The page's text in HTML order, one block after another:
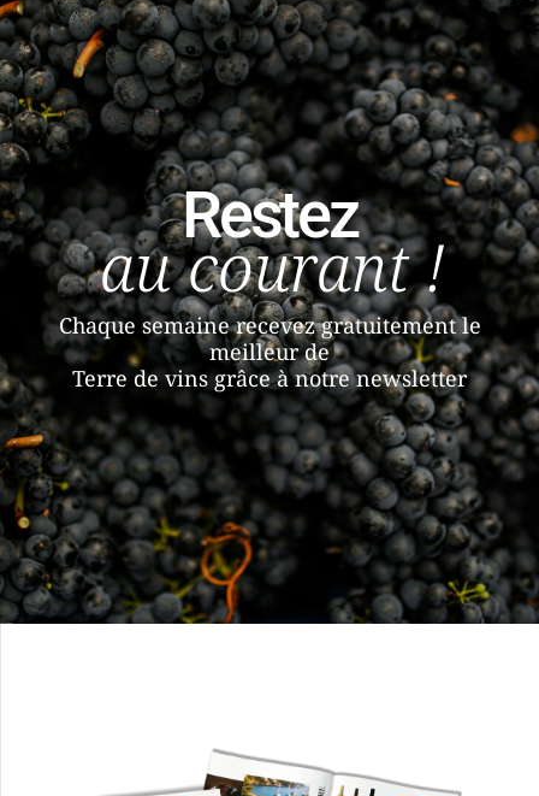
Restez
au courant !
Chaque semaine recevez gratuitement le
meilleur de
Terre de vins grâce à notre newsletter